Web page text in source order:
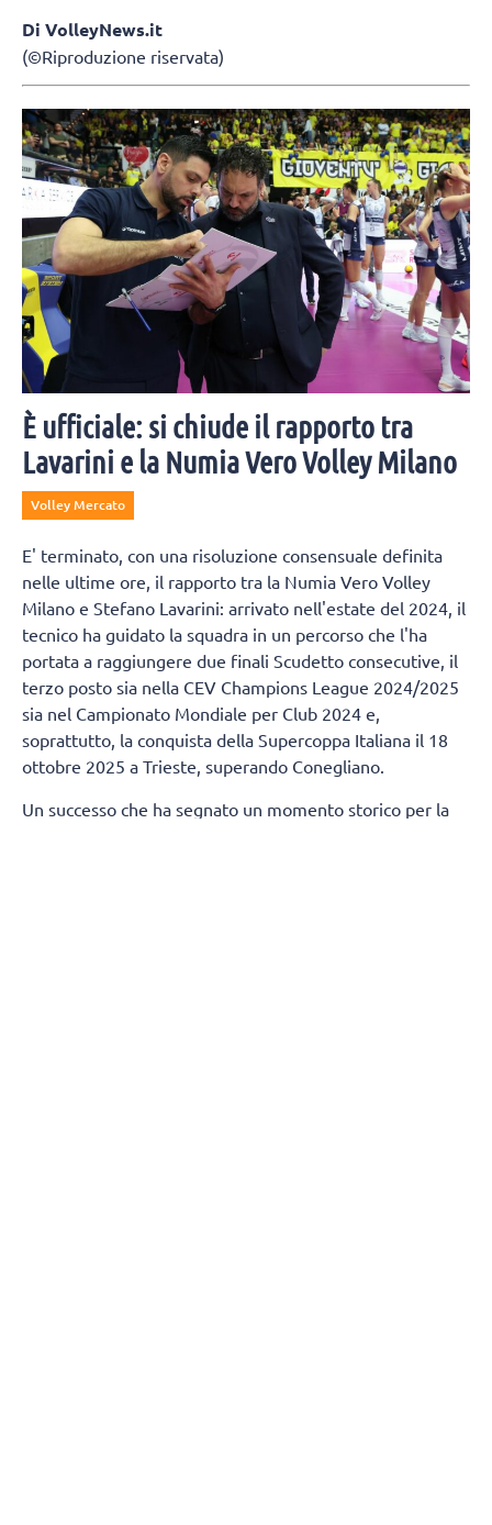
Di VolleyNews.it
(©Riproduzione riservata)
È ufficiale: si chiude il rapporto tra
Lavarini e la Numia Vero Volley Milano
Volley Mercato
E' terminato, con una risoluzione consensuale definita
nelle ultime ore, il rapporto tra la Numia Vero Volley
Milano e Stefano Lavarini: arrivato nell'estate del 2024, il
tecnico ha guidato la squadra in un percorso che l'ha
portata a raggiungere due finali Scudetto consecutive, il
terzo posto sia nella CEV Champions League 2024/2025
sia nel Campionato Mondiale per Club 2024 e,
soprattutto, la conquista della Supercoppa Italiana il 18
ottobre 2025 a Trieste, superando Conegliano.
Un successo che ha segnato un momento storico per la